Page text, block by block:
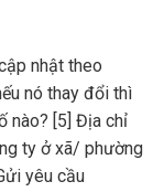
nhật theo
nó thay đổi thì
nào? [5] Địa chỉ
ty ở xã/ phường
yêu cầu